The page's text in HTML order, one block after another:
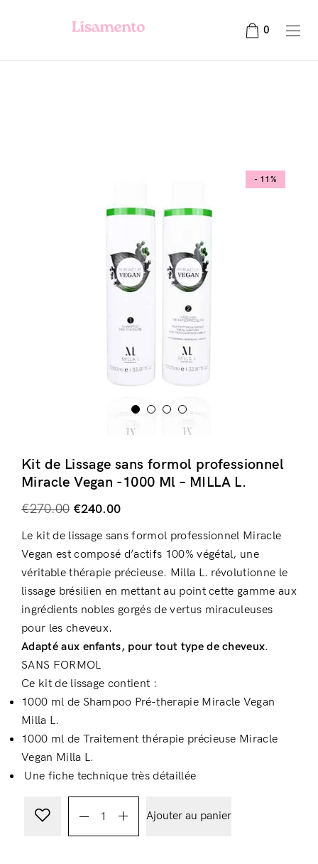
0
- 11%
Kit de Lissage sans formol professionnel
Miracle Vegan -1000 Ml – MILLA L.
€270.00 €240.00
Le kit de lissage sans formol professionnel Miracle
Vegan est composé d’actifs 100% végétal, une
véritable thérapie précieuse. Milla L. révolutionne le
lissage brésilien en mettant au point cette gamme aux
ingrédients nobles gorgés de vertus miraculeuses
pour les cheveux.
Adapté aux enfants, pour tout type de cheveux.
SANS FORMOL
Ce kit de lissage contient :
1000 ml de Shampoo Pré-therapie Miracle Vegan
Milla L.
1000 ml de Traitement thérapie précieuse Miracle
Vegan Milla L.
Une fiche technique très détaillée
Ajouter au panier